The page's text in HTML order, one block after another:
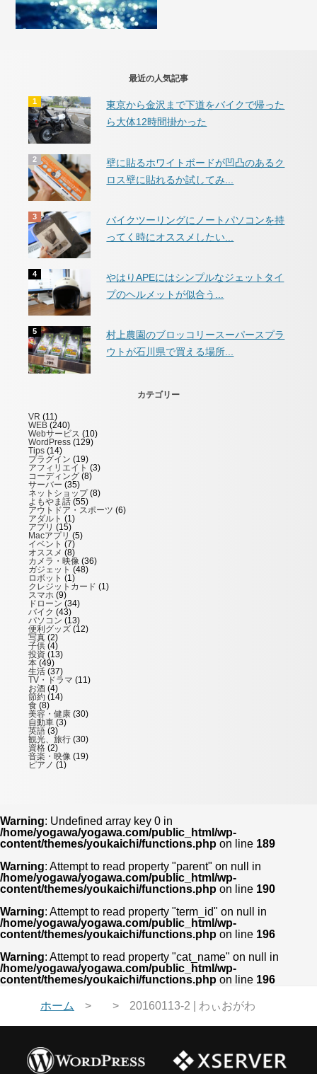
最近の人気記事
東京から金沢まで下道をバイクで帰った
ら大体12時間掛かった
壁に貼るホワイトボードが凹凸のあるク
ロス壁に貼れるか試してみ...
バイクツーリングにノートパソコンを持
ってく時にオススメしたい...
やはりAPEにはシンプルなジェットタイ
プのヘルメットが似合う...
村上農園のブロッコリースーパースプラ
ウトが石川県で買える場所...
カテゴリー
VR (11)
WEB (240)
Webサービス (10)
WordPress (129)
Tips (14)
プラグイン (19)
アフィリエイト (3)
コーディング (8)
サーバー (35)
ネットショップ(8)
よもやま話 (55)
アウトドア・スポーツ (6)
アダルト (1)
アプリ (15)
Macアプリ (5)
イベント (7)
オススメ (8)
カメラ・映像 (36)
ガジェット (48)
ロボット (1)
クレジットカード (1)
スマホ (9)
ドローン (34)
バイク (43)
パソコン (13)
便利グッズ (12)
写真 (2)
子供 (4)
投資 (13)
本 (49)
生活 (37)
TV・ドラマ (11)
お酒 (4)
節約 (14)
食 (8)
美容・健康 (30)
自動車 (3)
英語 (3)
観光、旅行 (30)
資格 (2)
音楽・映像 (19)
ピアノ (1)
Warning: Undefined array key 0 in
/home/yogawa/yogawa.com/public_html/wp-
content/themes/youkaichi/functions.php on line 189
Warning: Attempt to read property "parent" on null in
/home/yogawa/yogawa.com/public_html/wp-
content/themes/youkaichi/functions.php on line 190
Warning: Attempt to read property "term_id" on null in
/home/yogawa/yogawa.com/public_html/wp-
content/themes/youkaichi/functions.php on line 196
Warning: Attempt to read property "cat_name" on null in
/home/yogawa/yogawa.com/public_html/wp-
content/themes/youkaichi/functions.php on line 196
ホーム 20160113-2 | わぃおがわ